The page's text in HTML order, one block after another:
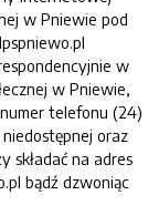
w Pniewie pod
w
w Pniewie,
telefonu (24)
oraz
składać na adres
bądź dzwoniąc